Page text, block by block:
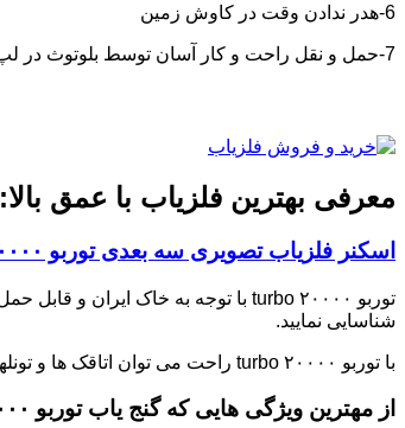
6-هدر ندادن وقت در کاوش زمین
7-حمل و نقل راحت و کار آسان توسط بلوتوث در لپ تاپ
معرفی بهترین فلزیاب با عمق بالا:
اسکنر فلزیاب تصویری سه بعدی توربو ۲۰۰۰۰
توربو ۲۰۰۰۰ turbo با توجه به خاک ایران و قابل حمل بودن یکی از کارآمدترین سیستم های
شناسایی نمایید.
با توربو ۲۰۰۰۰ turbo راحت می توان اتاقک ها و تونلها وراهرو ها و مقبره ها رو به صورت سه بعدی مشاهده نمود.
از مهترین ویژگی هایی کهگنج یاب توربو ۲۰۰۰۰